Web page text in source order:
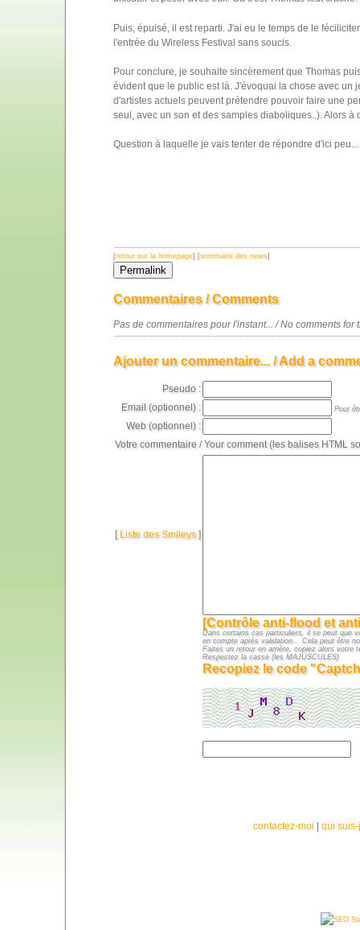
Puis, épuisé, il est reparti. J'ai eu le temps de le
l'entrée du Wireless Festival sans soucis.
Pour conclure, je souhaite sincèrement que Thomas
évident que le public est là. J'évoquai la chose avec un
d'artistes actuels peuvent prétendre pouvoir faire une
seul, avec un son et des samples diaboliques..). Alors
Question à laquelle je vais tenter de répondre d'ici peu...
[retour sur la homepage] [sommaire des news]
Commentaires / Comments
Pas de commentaires pour l'instant... / No comments for
Ajouter un commentaire... / Add a
Pseudo :
Email (optionnel) :
Pour
Web (optionnel) :
Votre commentaire / Your comment (les balises HTML
[ Liste des Smileys ]
[Contrôle anti-flood et
Dans certains cas particuliers, il se peut que
en compte après validation... Cela peut être
Faites un retour en arrière, copiez alors votre
Respectez la casse (les MAJUSCULES)
Recopiez le code
contactez-moi qui